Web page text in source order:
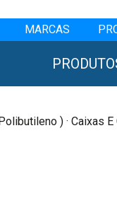
MARCAS
)· Caixas